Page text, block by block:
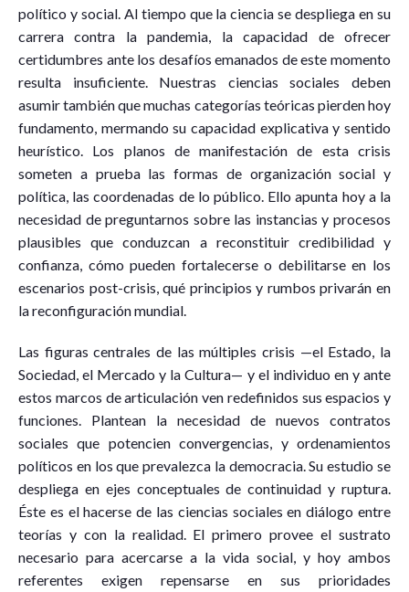
político y social. Al tiempo que la ciencia se despliega en su
carrera contra la pandemia, la capacidad de ofrecer
certidumbres ante los desafíos emanados de este momento
resulta insuficiente. Nuestras ciencias sociales deben
asumir también que muchas categorías teóricas pierden hoy
fundamento, mermando su capacidad explicativa y sentido
heurístico. Los planos de manifestación de esta crisis
someten a prueba las formas de organización social y
política, las coordenadas de lo público. Ello apunta hoy a la
necesidad de preguntarnos sobre las instancias y procesos
plausibles que conduzcan a reconstituir credibilidad y
confianza, cómo pueden fortalecerse o debilitarse en los
escenarios post-crisis, qué principios y rumbos privarán en
la reconfiguración mundial.
Las figuras centrales de las múltiples crisis —el Estado, la
Sociedad, el Mercado y la Cultura— y el individuo en y ante
estos marcos de articulación ven redefinidos sus espacios y
funciones. Plantean la necesidad de nuevos contratos
sociales que potencien convergencias, y ordenamientos
políticos en los que prevalezca la democracia. Su estudio se
despliega en ejes conceptuales de continuidad y ruptura.
Éste es el hacerse de las ciencias sociales en diálogo entre
teorías y con la realidad. El primero provee el sustrato
necesario para acercarse a la vida social, y hoy ambos
referentes exigen repensarse en sus prioridades